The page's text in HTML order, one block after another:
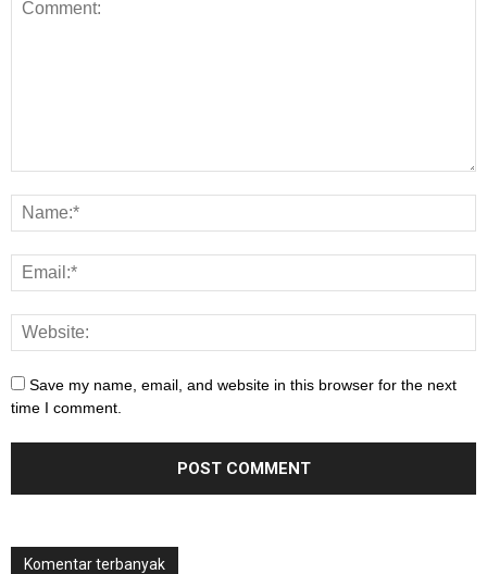
Save my name, email, and website in this browser for the next
time I comment.
Komentar terbanyak